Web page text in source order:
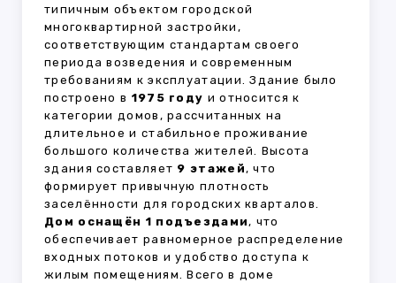
типичным объектом городской
многоквартирной застройки,
соответствующим стандартам своего
периода возведения и современным
требованиям к эксплуатации. Здание было
построено в 1975 году и относится к
категории домов, рассчитанных на
длительное и стабильное проживание
большого количества жителей. Высота
здания составляет 9 этажей, что
формирует привычную плотность
заселённости для городских кварталов.
Дом оснащён 1 подъездами, что
обеспечивает равномерное распределение
входных потоков и удобство доступа к
жилым помещениям. Всего в доме